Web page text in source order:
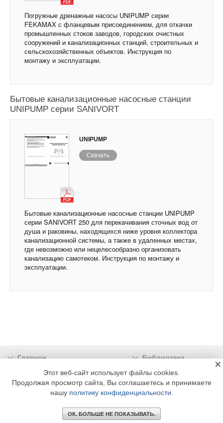
Погружные дренажные насосы UNIPUMP серии
FEKAMAX с фланцевым присоединением, для откачки
промышленных стоков заводов, городских очистных
сооружений и канализационных станций, строительных и
сельскохозяйственных объектов. Инструкция по
монтажу и эксплуатации.
Бытовые канализационные насосные станции
UNIPUMP серии SANIVORT
UNIPUMP
Скачать
Бытовые канализационные насосные станции UNIPUMP
серии SANIVORT 250 для перекачивания сточных вод от
душа и раковины, находящихся ниже уровня коллектора
канализационной системы, а также в удаленных местах,
где невозможно или нецелесообразно организовать
канализацию самотеком. Инструкция по монтажу и
эксплуатации.
Главное
Библиотека
Подписка
Реклама
Информация
© 2002 - 2026 OOO Издательский дом «МЕДИА ТЕХНОЛОДЖИ» +7 (495) 665-00-
Этот веб-сайт использует файлы cookies.
Продолжая просмотр сайта, Вы соглашаетесь и принимаете
нашу политику конфиденциальности
ОК. БОЛЬШЕ НЕ ПОКАЗЫВАТЬ.
×